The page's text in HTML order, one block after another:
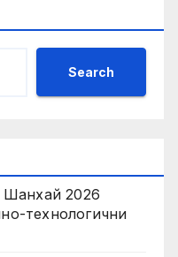
Search
Шанхай 2026
технологични